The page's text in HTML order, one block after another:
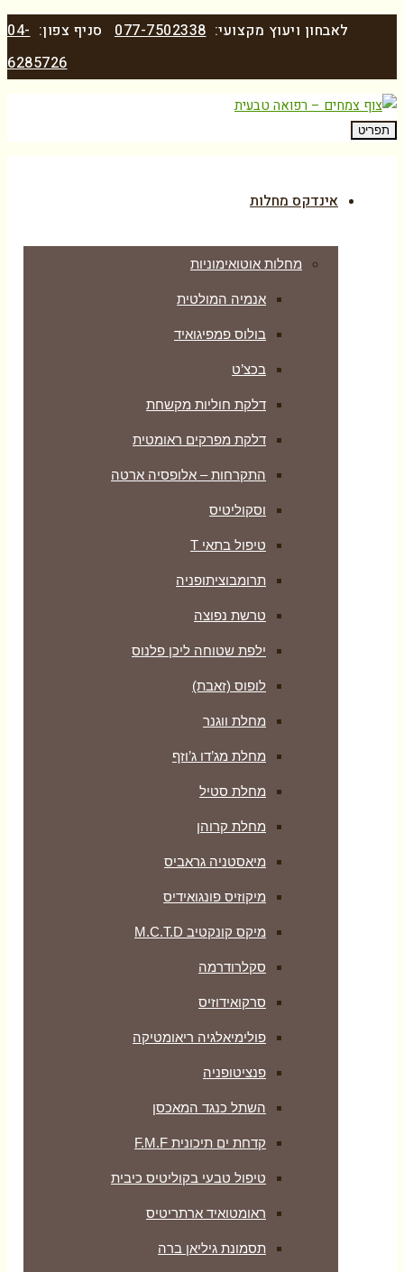
לאבחון ויעוץ מקצועי:077-7502338 סניף צפון:04-
6285726
תפריט
אינדקס מחלות
מחלות אוטואימוניות
אנמיה המולטית
בולוס פמפיגואיד
בכצ’ט
דלקת חוליות מקשחת
דלקת מפרקים ראומטית
התקרחות – אלופסיה ארטה
וסקוליטיס
טיפול בתאי T
תרומבוציתופניה
טרשת נפוצה
ילפת שטוחה ליכן פלנוס
לופוס (זאבת)
מחלת ווגנר
מחלת מג’דו ג’וזף
מחלת סטיל
מחלת קרוהן
מיאסטניה גראביס
מיקוזיס פונגואידיס
מיקס קונקטיב M.C.T.D
סקלרודרמה
סרקואידוזיס
פולימיאלגיה ריאומטיקה
‏פנציטופניה
השתל כנגד המאכסן
קדחת ים תיכונית F.M.F
טיפול טבעי בקוליטיס כיבית
ראומטואיד ארתריטיס
תסמונת גיליאן ברה